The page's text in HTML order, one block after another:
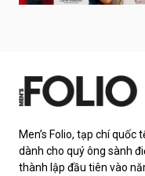
Men’s Folio, tạp chí quốc
dành cho quý ông sành
thành lập đầu tiên vào